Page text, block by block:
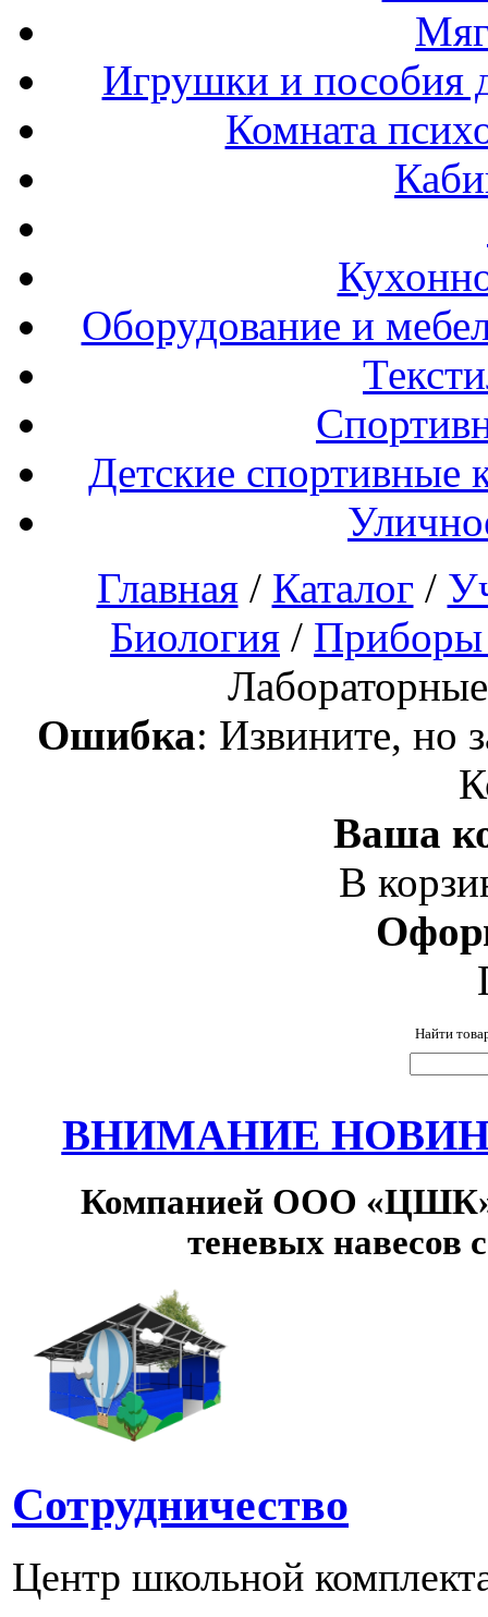
Игрушки и пособия
Комната
Оборудование и
Детские спортивные
Главная/ Каталог /
Биология / Приборы
Ошибка: Извините, но
Ваша
В
Найти
ВНИМАНИЕ
Компанией ООО «ЦШК»
теневых навесов
Сотрудничество
Центр школьной